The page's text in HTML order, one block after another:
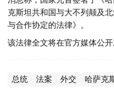
克斯坦共和国与大不列颠及
与合作协定的法律》。
该法律全文将在官方媒体公开
总统 法案 外交 哈萨克